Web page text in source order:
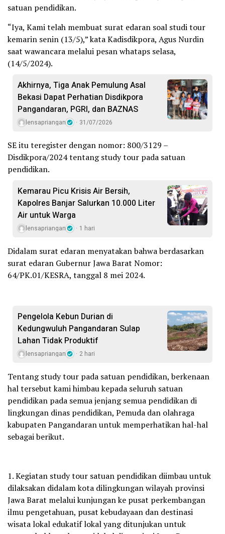
satuan pendidikan.
“Iya, Kami telah membuat surat edaran soal studi tour
kemarin senin (13/5),” kata Kadisdikpora, Agus Nurdin
saat wawancara melalui pesan whataps selasa,
(14/5/2024).
Akhirnya, Tiga Anak Pemulung Asal
Bekasi Dapat Perhatian Disdikpora
Pangandaran, PGRI, dan BAZNAS
lensapriangan 31/07/2026
SE itu teregister dengan nomor: 800/3129 –
Disdikpora/2024 tentang study tour pada satuan
pendidikan.
Kemarau Picu Krisis Air Bersih,
Kapolres Banjar Salurkan 10.000 Liter
Air untuk Warga
lensapriangan 1 hari
Didalam surat edaran menyatakan bahwa berdasarkan
surat edaran Gubernur Jawa Barat Nomor:
64/PK.01/KESRA, tanggal 8 mei 2024.
Pengelola Kebun Durian di
Kedungwuluh Pangandaran Sulap
Lahan Tidak Produktif ‎
lensapriangan 2 hari
Tentang study tour pada satuan pendidikan, berkenaan
hal tersebut kami himbau kepada seluruh satuan
pendidikan pada semua jenjang semua pendidikan di
lingkungan dinas pendidikan, Pemuda dan olahraga
kabupaten Pangandaran untuk memperhatikan hal-hal
sebagai berikut.
1. Kegiatan study tour satuan pendidikan diimbau untuk
dilaksakan didalam kota dilingkungan wilayah provinsi
Jawa Barat melalui kunjungan ke pusat perkembangan
ilmu pengetahuan, pusat kebudayaan dan destinasi
wisata lokal edukatif lokal yang ditunjukan untuk